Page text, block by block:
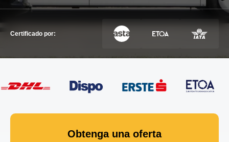
Certificado por:
Obtenga una oferta